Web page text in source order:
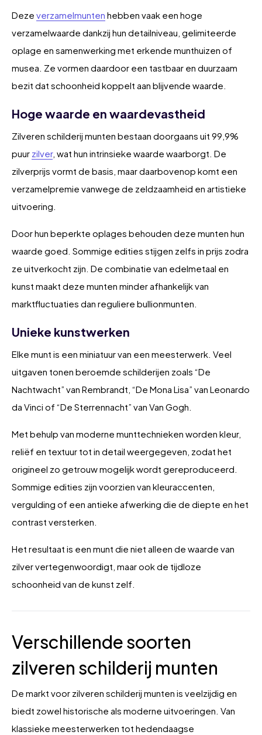
Deze verzamelmunten hebben vaak een hoge
verzamelwaarde dankzij hun detailniveau, gelimiteerde
oplage en samenwerking met erkende munthuizen of
musea. Ze vormen daardoor een tastbaar en duurzaam
bezit dat schoonheid koppelt aan blijvende waarde.
Hoge waarde en waardevastheid
Zilveren schilderij munten bestaan doorgaans uit 99,9%
puur zilver, wat hun intrinsieke waarde waarborgt. De
zilverprijs vormt de basis, maar daarbovenop komt een
verzamelpremie vanwege de zeldzaamheid en artistieke
uitvoering.
Door hun beperkte oplages behouden deze munten hun
waarde goed. Sommige edities stijgen zelfs in prijs zodra
ze uitverkocht zijn. De combinatie van edelmetaal en
kunst maakt deze munten minder afhankelijk van
marktfluctuaties dan reguliere bullionmunten.
Unieke kunstwerken
Elke munt is een miniatuur van een meesterwerk. Veel
uitgaven tonen beroemde schilderijen zoals “De
Nachtwacht” van Rembrandt, “De Mona Lisa” van Leonardo
da Vinci of “De Sterrennacht” van Van Gogh.
Met behulp van moderne munttechnieken worden kleur,
reliëf en textuur tot in detail weergegeven, zodat het
origineel zo getrouw mogelijk wordt gereproduceerd.
Sommige edities zijn voorzien van kleuraccenten,
vergulding of een antieke afwerking die de diepte en het
contrast versterken.
Het resultaat is een munt die niet alleen de waarde van
zilver vertegenwoordigt, maar ook de tijdloze
schoonheid van de kunst zelf.
Verschillende soorten
zilveren schilderij munten
De markt voor zilveren schilderij munten is veelzijdig en
biedt zowel historische als moderne uitvoeringen. Van
klassieke meesterwerken tot hedendaagse